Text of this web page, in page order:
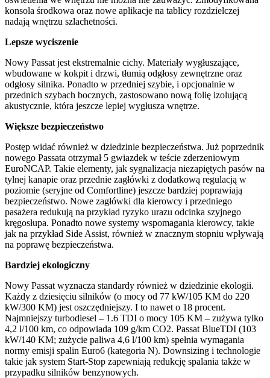
konsola środkowa oraz nowe aplikacje na tablicy rozdzielczej
nadają wnętrzu szlachetności.
Lepsze wyciszenie
Nowy Passat jest ekstremalnie cichy. Materiały wygłuszające,
wbudowane w kokpit i drzwi, tłumią odgłosy zewnętrzne oraz
odgłosy silnika. Ponadto w przedniej szybie, i opcjonalnie w
przednich szybach bocznych, zastosowano nową folię izolującą
akustycznie, która jeszcze lepiej wygłusza wnętrze.
Większe bezpieczeństwo
Postęp widać również w dziedzinie bezpieczeństwa. Już poprzednik
nowego Passata otrzymał 5 gwiazdek w teście zderzeniowym
EuroNCAP. Takie elementy, jak sygnalizacja niezapiętych pasów na
tylnej kanapie oraz przednie zagłówki z dodatkową regulacją w
poziomie (seryjne od Comfortline) jeszcze bardziej poprawiają
bezpieczeństwo. Nowe zagłówki dla kierowcy i przedniego
pasażera redukują na przykład ryzyko urazu odcinka szyjnego
kręgosłupa. Ponadto nowe systemy wspomagania kierowcy, takie
jak na przykład Side Assist, również w znacznym stopniu wpływają
na poprawę bezpieczeństwa.
Bardziej ekologiczny
Nowy Passat wyznacza standardy również w dziedzinie ekologii.
Każdy z dziesięciu silników (o mocy od 77 kW/105 KM do 220
kW/300 KM) jest oszczędniejszy. I to nawet o 18 procent.
Najmniejszy turbodiesel – 1.6 TDI o mocy 105 KM – zużywa tylko
4,2 l/100 km, co odpowiada 109 g/km CO2. Passat BlueTDI (103
kW/140 KM; zużycie paliwa 4,6 l/100 km) spełnia wymagania
normy emisji spalin Euro6 (kategoria N). Downsizing i technologie
takie jak system Start-Stop zapewniają redukcję spalania także w
przypadku silników benzynowych.